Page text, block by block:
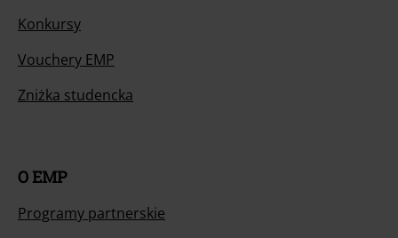
Konkursy
Vouchery EMP
Zniżka studencka
O EMP
Programy partnerskie